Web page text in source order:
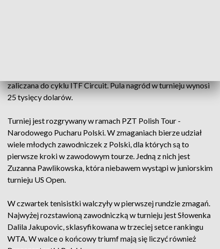
zaliczana do cyklu ITF Circuit. Pula nagród w turnieju wynosi
25 tysięcy dolarów.
Turniej jest rozgrywany w ramach PZT Polish Tour -
Narodowego Pucharu Polski. W zmaganiach bierze udział
wiele młodych zawodniczek z Polski, dla których są to
pierwsze kroki w zawodowym tourze. Jedną z nich jest
Zuzanna Pawlikowska, która niebawem wystąpi w juniorskim
turnieju US Open.
W czwartek tenisistki walczyły w pierwszej rundzie zmagań.
Najwyżej rozstawioną zawodniczką w turnieju jest Słowenka
Dalila Jakupovic, sklasyfikowana w trzeciej setce rankingu
WTA. W walce o końcowy triumf mają się liczyć również